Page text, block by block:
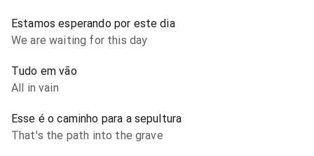
Estamos esperando por este dia
We are waiting for this day
Tudo em vão
All in vain
Esse é o caminho para a sepultura
That's the path into the grave